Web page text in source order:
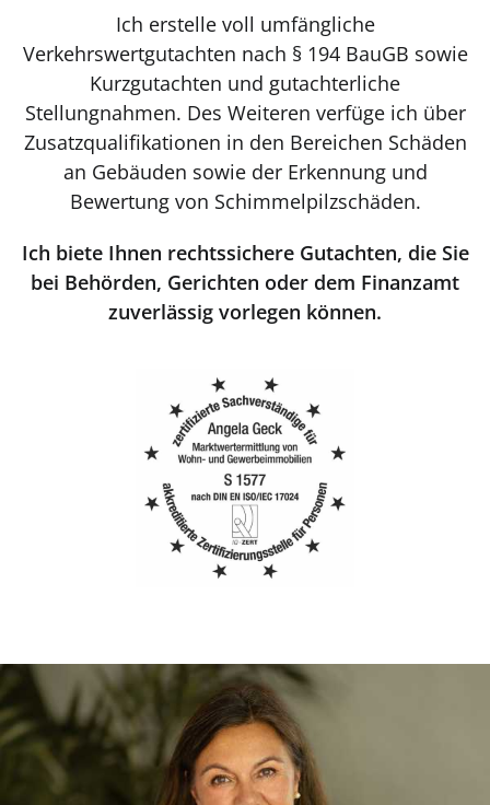
Ich erstelle voll umfängliche
Verkehrswertgutachten nach § 194 BauGB sowie
Kurzgutachten und gutachterliche
Stellungnahmen. Des Weiteren verfüge ich über
Zusatzqualifikationen in den Bereichen Schäden
an Gebäuden sowie der Erkennung und
Bewertung von Schimmelpilzschäden.
Ich biete Ihnen rechtssichere Gutachten, die Sie
bei Behörden, Gerichten oder dem Finanzamt
zuverlässig vorlegen können.